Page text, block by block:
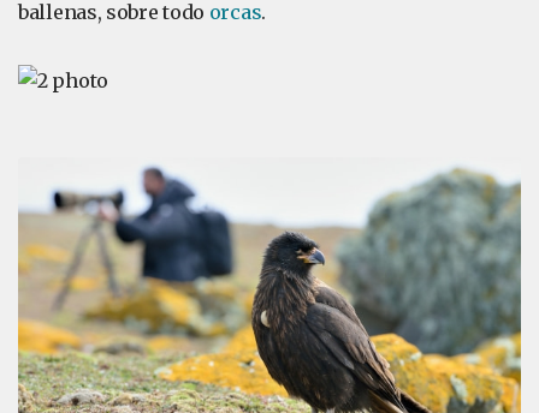
ballenas, sobre todo orcas.